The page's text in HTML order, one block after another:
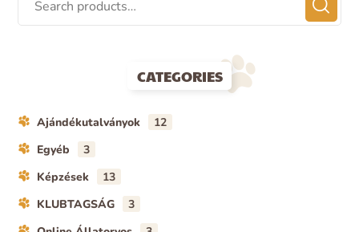
CATEGORIES
Ajándékutalványok
12
Egyéb
3
Képzések
13
KLUBTAGSÁG
3